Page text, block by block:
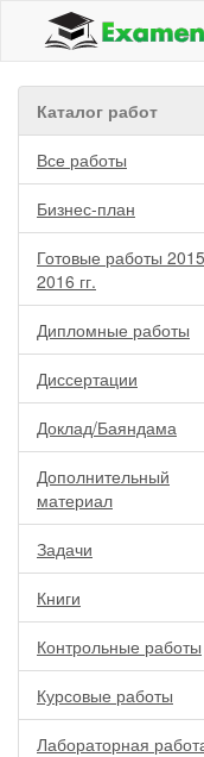
Каталог работ
Все работы
Бизнес-план
Готовые работы
2016 гг.
Дипломные работы
Диссертации
Доклад/Баяндама
Дополнительный
материал
Задачи
Книги
Контрольные работы
Курсовые работы
Лабораторная